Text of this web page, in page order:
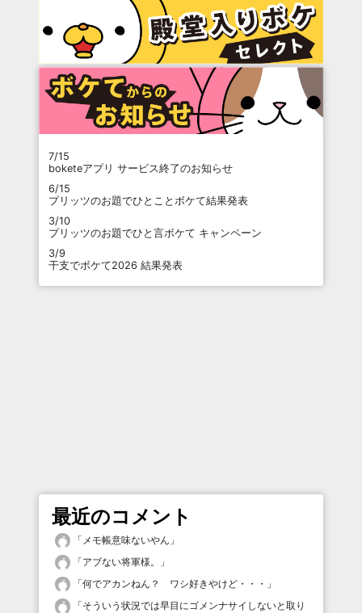
7/15
boketeアプリ サービス終了のお知らせ
6/15
プリッツのお題でひとことボケて結果発表
3/10
プリッツのお題でひと言ボケて キャンペーン
3/9
干支でボケて2026 結果発表
最近のコメント
「 メモ帳意味ないやん 」
「アブない将軍様。
」
「何でアカンねん？ ワシ好きやけど・・・ 」
「そういう状況では早目にゴメンナサイしないと取り